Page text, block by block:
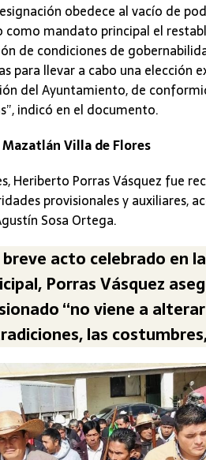
obedece al vacío de
como mandato principal el
de condiciones de
para llevar a cabo una
del Ayuntamiento, de
indicó en el documento.
Villa de Flores
Heriberto Porras Vásquez fue
provisionales y auxiliares,
Sosa Ortega.
breve acto celebrado en
Porras Vásquez
“no viene a
las